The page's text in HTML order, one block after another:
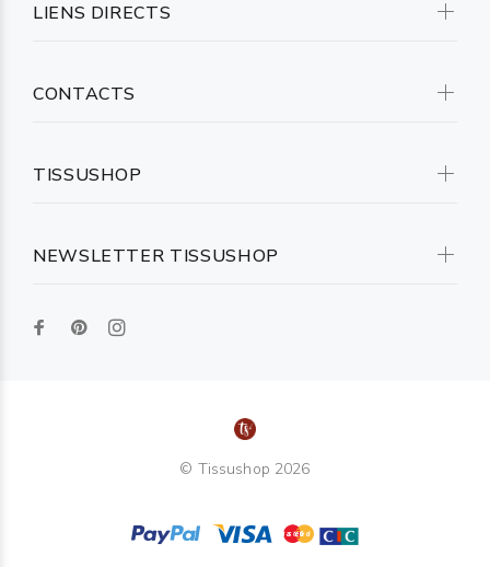
NEWSLETTER TISSUSHOP
LIENS DIRECTS
CONTACTS
TISSUSHOP
© Tissushop 2026